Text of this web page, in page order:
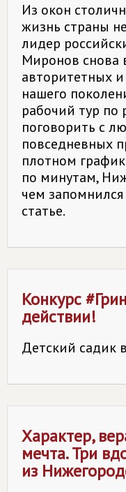
Из окон
жизнь страны
лидер
Миронов снова
авторитетных
нашего
рабочий тур по
поговорить с
повседневных
плотном
по минутам,
чем
статье.
Конкурс
действии!
Детский садик
Характер,
мечта. Три
из